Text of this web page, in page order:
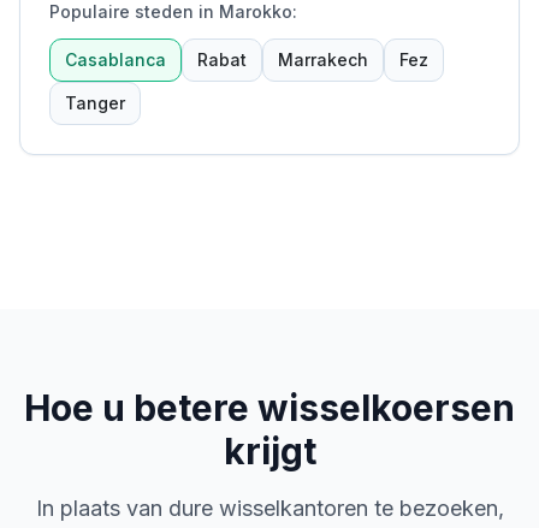
Populaire steden in Marokko:
Casablanca Rabat Marrakech Fez
Tanger
Hoe u betere wisselkoersen
krijgt
In plaats van dure wisselkantoren te bezoeken,